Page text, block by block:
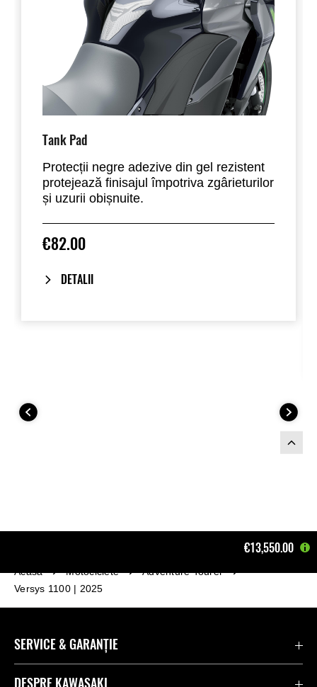
Tank Pad
Protecții negre adezive din gel rezistent
protejează finisajul împotriva zgârieturilor
și uzurii obișnuite.
€82.00
DETALII
€13,550.00
Acasă Motociclete
Adventure Tourer
Versys 1100 | 2025
SERVICE & GARANȚIE
Contactează-ne
DESPRE KAWASAKI